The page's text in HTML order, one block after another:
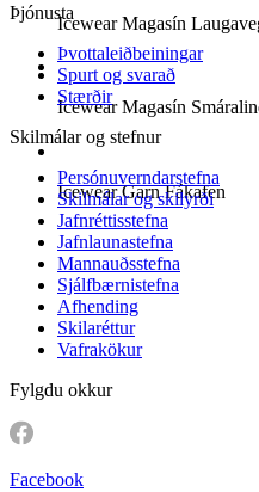
Icewear Magasín
Icewear Magasín
Icewear Garn Fákafen
Þjónusta
Þvottaleiðbeiningar
Spurt og svarað
Stærðir
Skilmálar og stefnur
Persónuverndarstefna
Skilmálar og skilyrði
Jafnréttisstefna
Jafnlaunastefna
Mannauðsstefna
Sjálfbærnistefna
Afhending
Skilaréttur
Vafrakökur
Fylgdu okkur
Facebook